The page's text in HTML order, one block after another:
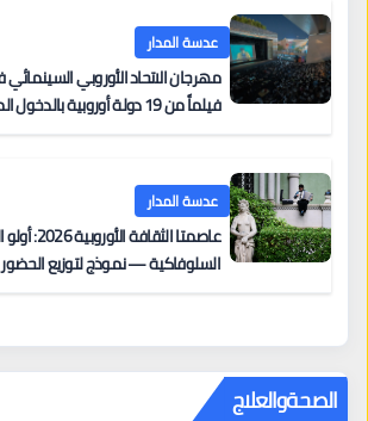
عدسة المدار
فيلماً من 19 دولة أوروبية بالدخول المجاني
عدسة المدار
عاصمتا
السلوفاكية — نموذج لتوزيع
الصحةوالعلاج